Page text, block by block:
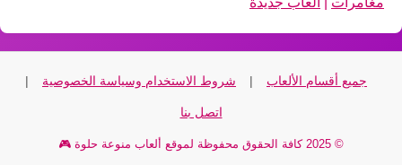
جميع أقسام الألعاب | شروط الاستخدام وسياسة الخصوصية |
اتصل بنا
© 2025 كافة الحقوق محفوظة لموقع ألعاب منوعة حلوة 🎮